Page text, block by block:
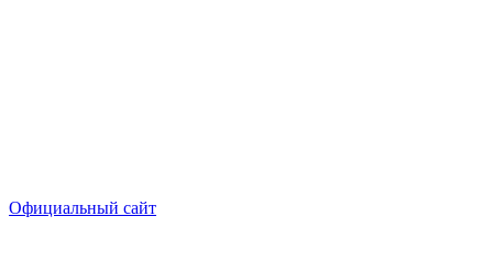
Официальный сайт